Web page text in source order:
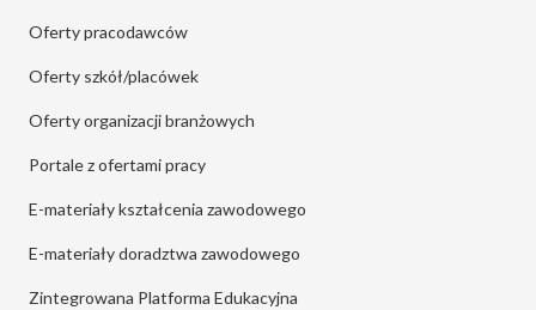
Oferty pracodawców
Oferty szkół/placówek
Oferty organizacji branżowych
Portale z ofertami pracy
E-materiały kształcenia zawodowego
E-materiały doradztwa zawodowego
Zintegrowana Platforma Edukacyjna